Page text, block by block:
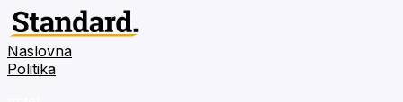
Naslovna
Politika